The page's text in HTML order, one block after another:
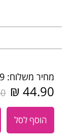
מחיר משלוח: 24.9 - 39.9 ₪
44.90 ₪
₪
הוסף לסל